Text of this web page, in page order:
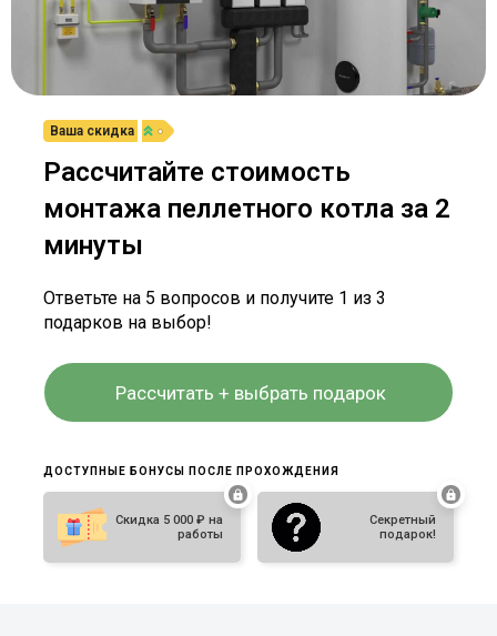
Ваша скидка
Рассчитайте стоимость
монтажа пеллетного котла за 2
минуты
Ответьте на 5 вопросов и получите 1 из 3
подарков на выбор!
Рассчитать + выбрать подарок
ДОСТУПНЫЕ БОНУСЫ ПОСЛЕ ПРОХОЖДЕНИЯ
Скидка 5 000 ₽ на
работы
Секретный
подарок!